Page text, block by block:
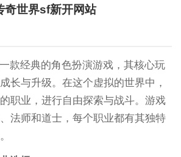
奇世界sf新开网站
款经典的角色扮演游戏，其核心玩
长与升级。在这个虚拟的世界中，
职业，进行自由探索与战斗。游戏
法师和道士，每个职业都有其独特